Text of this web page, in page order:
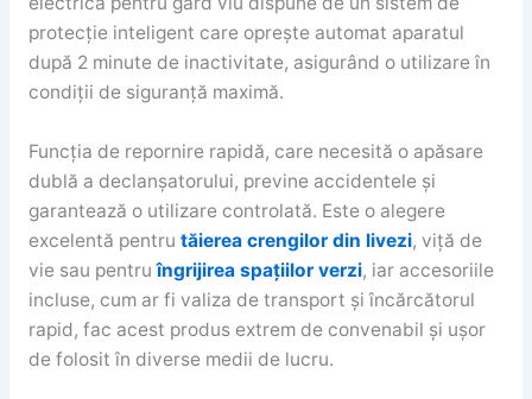
protecție inteligent care oprește automat aparatul
după 2 minute de inactivitate, asigurând o utilizare în
condiții de siguranță maximă.
Funcția de repornire rapidă, care necesită o apăsare
dublă a declanșatorului, previne accidentele și
garantează o utilizare controlată. Este o alegere
excelentă pentru tăierea crengilor din livezi, viță de
vie sau pentru îngrijirea spațiilor verzi, iar accesoriile
incluse, cum ar fi valiza de transport și încărcătorul
rapid, fac acest produs extrem de convenabil și ușor
de folosit în diverse medii de lucru.